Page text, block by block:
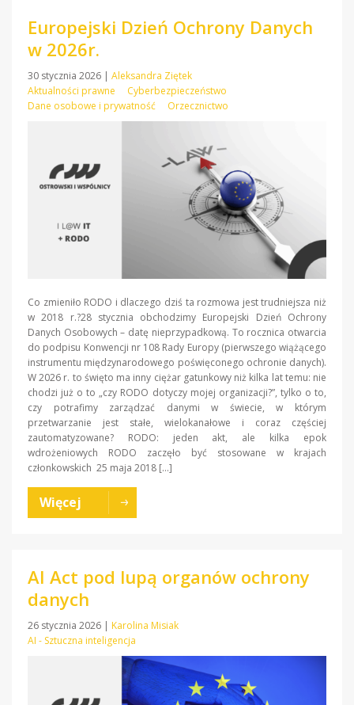
Europejski Dzień Ochrony Danych
w 2026r.
30 stycznia 2026 | Aleksandra Ziętek
Aktualności prawne
Cyberbezpieczeństwo
Dane osobowe i prywatność
Orzecznictwo
Co zmieniło RODO i dlaczego dziś ta rozmowa jest trudniejsza niż
w 2018 r.?28 stycznia obchodzimy Europejski Dzień Ochrony
Danych Osobowych – datę nieprzypadkową. To rocznica otwarcia
do podpisu Konwencji nr 108 Rady Europy (pierwszego wiążącego
instrumentu międzynarodowego poświęconego ochronie danych).
W 2026 r. to święto ma inny ciężar gatunkowy niż kilka lat temu: nie
chodzi już o to „czy RODO dotyczy mojej organizacji?”, tylko o to,
czy potrafimy zarządzać danymi w świecie, w którym
przetwarzanie jest stałe, wielokanałowe i coraz częściej
zautomatyzowane? RODO: jeden akt, ale kilka epok
wdrożeniowych RODO zaczęło być stosowane w krajach
członkowskich 25 maja 2018 […]
Więcej
AI Act pod lupą organów ochrony
danych
26 stycznia 2026 | Karolina Misiak
AI - Sztuczna inteligencja